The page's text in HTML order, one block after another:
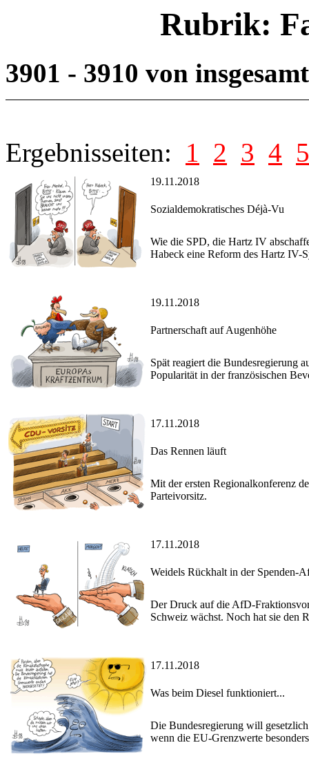
Rubrik:
3901 - 3910 von
Ergebnisseiten: 1 2 3 4 5
19.11.2018
Sozialdemokratisches Déjà-Vu
Wie die SPD, die Hartz IV
Habeck eine Reform des Hartz IV-
19.11.2018
Partnerschaft auf Augenhöhe
Spät reagiert die Bundesregierung
Popularität in der französischen
17.11.2018
Das Rennen läuft
Mit der ersten Regionalkonferenz
Parteivorsitz.
17.11.2018
Weidels Rückhalt in der Spenden-
Der Druck auf die AfD-
Schweiz wächst. Noch hat sie den
17.11.2018
Was beim Diesel funktioniert...
Die Bundesregierung will
wenn die EU-Grenzwerte